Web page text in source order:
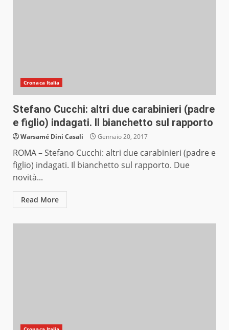
Cronaca Italia
Stefano Cucchi: altri due carabinieri (padre
e figlio) indagati. Il bianchetto sul rapporto
Warsamé Dini Casali Gennaio 20, 2017
ROMA – Stefano Cucchi: altri due carabinieri (padre e
figlio) indagati. Il bianchetto sul rapporto. Due
novità...
Read More